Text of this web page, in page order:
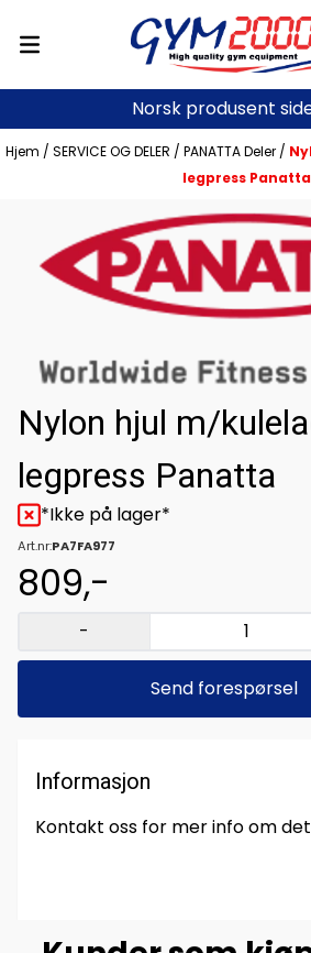
Norsk produsent
Hjem / SERVICE OG DELER / PANATTA Deler /
legpress Panatta
Nylon hjul m/
legpress Panatta
*Ikke på lager*
Art.nr:PA7FA977
809,-
-
Send forespørsel
Informasjon
Kontakt oss for mer info om